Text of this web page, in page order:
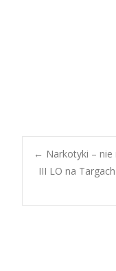
Post
← Narkotyki – nie
III LO na